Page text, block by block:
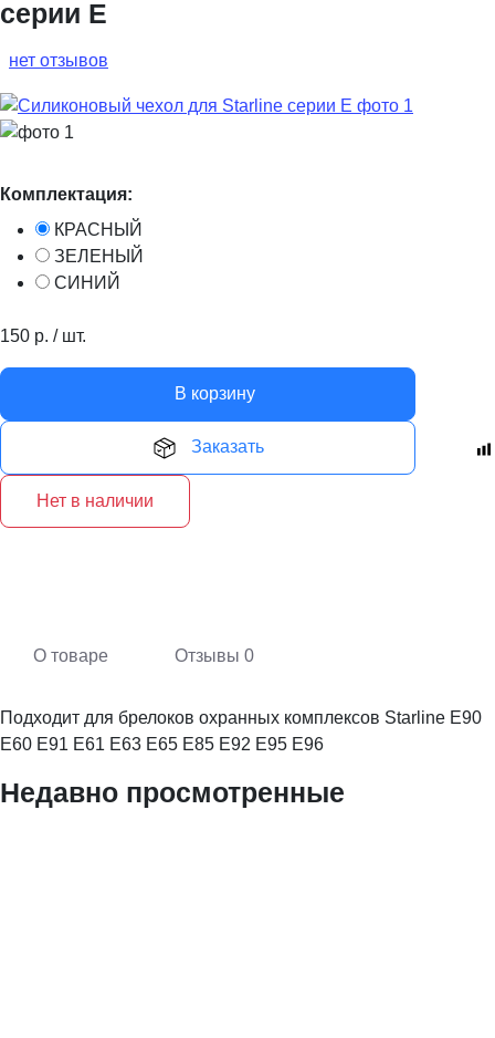
серии E
нет отзывов
Комплектация:
КРАСНЫЙ
ЗЕЛЕНЫЙ
СИНИЙ
150 р. / шт.
В корзину
Заказать
Нет в наличии
О товаре Отзывы 0
Подходит для брелоков охранных комплексов Starline E90
E60 E91 E61 E63 E65 E85 E92 E95 E96
Недавно просмотренные